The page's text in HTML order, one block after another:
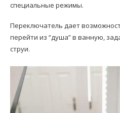
специальные режимы.
Переключатель дает
перейти из “душа” в ванную,
струи.